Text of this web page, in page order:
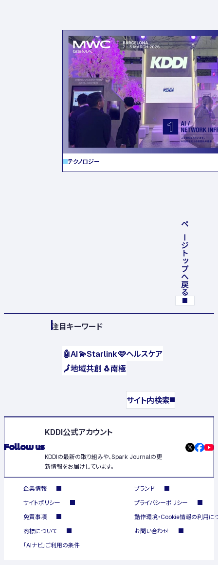
テクノロジー
ページトップへ戻る
注目キーワード
🤖AI💫Starlink🩷ヘルスケア
🗾地域共創 🐧南極
サイト内検索
Follow us
KDDI公式アカウント
KDDIの最新の取り組みや、Spark Journalの更
新情報をお届けしています。
企業情報
ブランド
サイトポリシー
プライバシーポリシー
免責事項
動作環境・Cookie情報の利用に
商標について
お問い合わせ
「AIナビ」ご利用の条件